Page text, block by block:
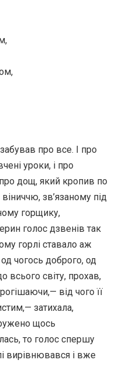
про все. І про
уроки, і про
дощ, який кропив по
зв’язаному під
горщику,
голос дзвенів так
горлі ставало аж
чогось доброго, од
всього світу, прохав,
від чого її
затихала,
щось
то голос спершу
вирівнювався і вже